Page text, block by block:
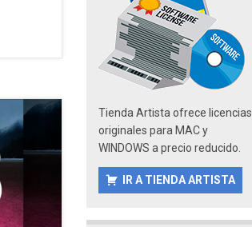
Tienda Artista ofrece licencias
originales para MAC y
WINDOWS a precio reducido.
IR A TIENDA ARTISTA